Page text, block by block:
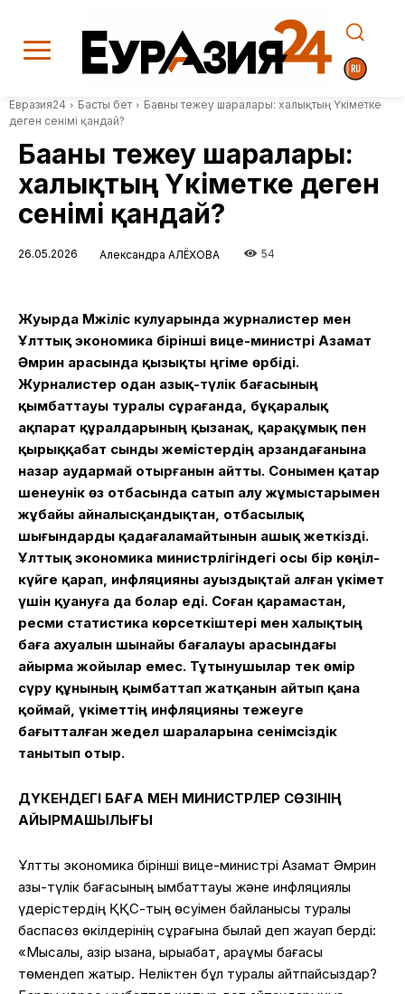
Евразия24 Басты бет
Бағаны тежеу шаралары: халықтың Үкіметке
деген сенімі қандай?
Бағаны тежеу шаралары:
халықтың Үкіметке деген
сенімі қандай?
26.05.2026 Александра АЛЁХОВА 54
Жуырда Мәжіліс кулуарында журналистер мен
Ұлттық экономика бірінші вице-министрі Азамат
Әмрин арасында қызықты әңгіме өрбіді.
Журналистер одан азық-түлік бағасының
қымбаттауы туралы сұрағанда, бұқаралық
ақпарат құралдарының қызанақ, қарақұмық пен
қырыққабат сынды жемістердің арзандағанына
назар аудармай отырғанын айтты. Сонымен қатар
шенеунік өз отбасында сатып алу жұмыстарымен
жұбайы айналысқандықтан, отбасылық
шығындарды қадағаламайтынын ашық жеткізді.
Ұлттық экономика министрлігіндегі осы бір көңіл-
күйге қарап, инфляцияны ауыздықтай алған үкімет
үшін қуануға да болар еді. Соған қарамастан,
ресми статистика көрсеткіштері мен халықтың
баға ахуалын шынайы бағалауы арасындағы
айырма жойылар емес. Тұтынушылар тек өмір
сүру құнының қымбаттап жатқанын айтып қана
қоймай, үкіметтің инфляцияны тежеуге
бағытталған жедел шараларына сенімсіздік
танытып отыр.
ДҮКЕНДЕГІ БАҒА МЕН МИНИСТРЛЕР СӨЗІНІҢ
АЙЫРМАШЫЛЫҒЫ
Ұлттық экономика бірінші вице-министрі Азамат Әмрин
азық-түлік бағасының қымбаттауы және инфляциялық
үдерістердің ҚҚС-тың өсуімен байланысы туралы
баспасөз өкілдерінің сұрағына былай деп жауап берді:
«Мысалы, қазір қызанақ, қырыққабат, қарақұмық бағасы
төмендеп жатыр. Неліктен бұл туралы айтпайсыздар?